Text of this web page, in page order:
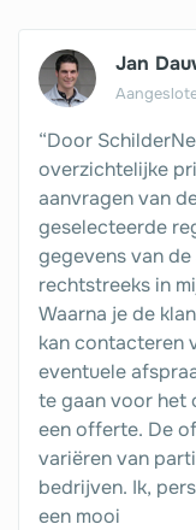
Jan
“Door
overzichtelijke
aanvragen van
geselecteerde
gegevens van de
rechtstreeks in
Waarna je de
kan contacteren
eventuele
te gaan voor het
een offerte. De
variëren van
bedrijven. Ik,
een mooi